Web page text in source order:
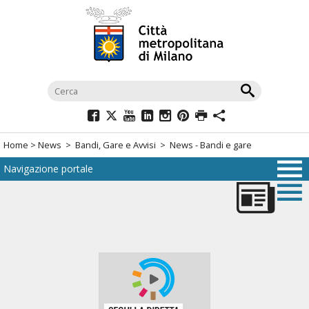
navigazione
menù
di
Home > News > Bandi, Gare e Avvisi > News - Bandi e gare
Navigazione portale